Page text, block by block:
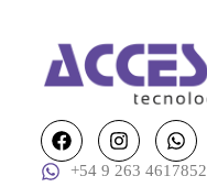
+54 9 263 4617852